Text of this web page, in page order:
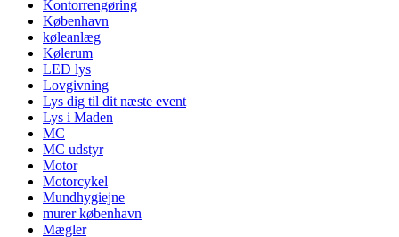
Kontorrengøring
København
køleanlæg
Kølerum
LED lys
Lovgivning
Lys dig til dit næste event
Lys i Maden
MC
MC udstyr
Motor
Motorcykel
Mundhygiejne
murer københavn
Mægler